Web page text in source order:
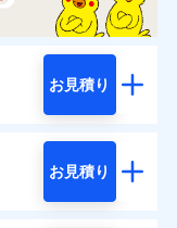
お見積り
お見積り